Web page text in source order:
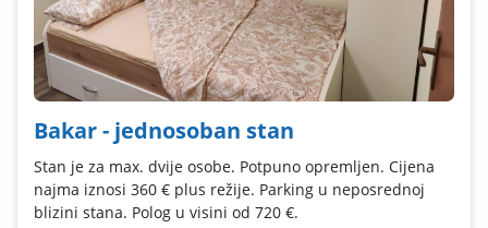
Bakar - jednosoban stan
Stan je za max. dvije osobe. Potpuno opremljen. Cijena
najma iznosi 360 € plus režije. Parking u neposrednoj
blizini stana. Polog u visini od 720 €.